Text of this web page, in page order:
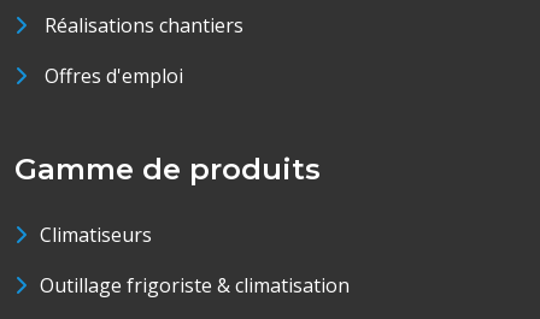
Réalisations chantiers
Offres d'emploi
Gamme de produits
Climatiseurs
Outillage frigoriste & climatisation